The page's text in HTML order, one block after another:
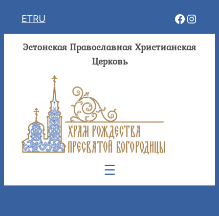
ETRU
Эстонская Православная Христианская
Церковь